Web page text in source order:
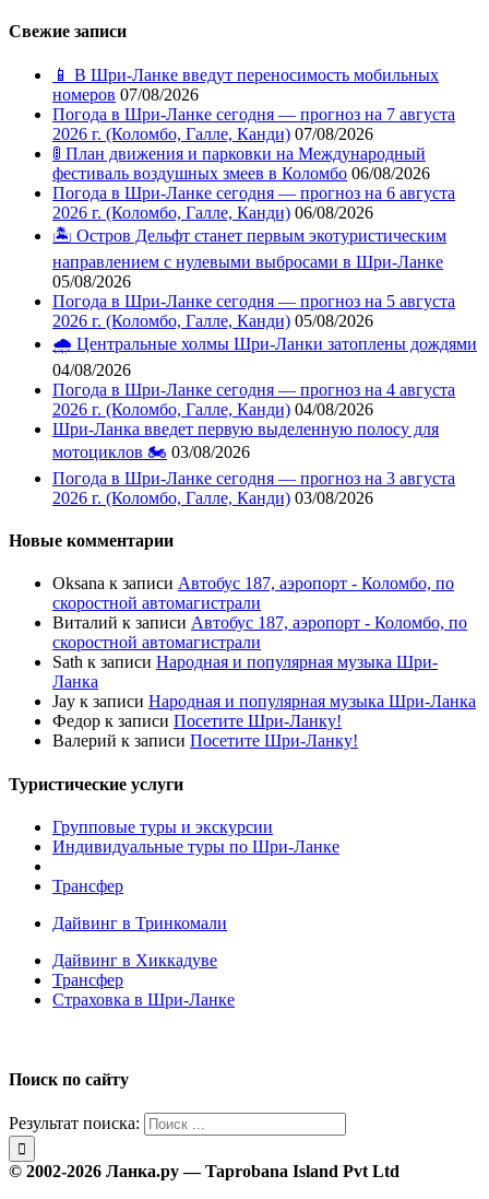
Свежие записи
📱 В Шри-Ланке введут переносимость мобильных
номеров 07/08/2026
Погода в Шри-Ланке сегодня — прогноз на 7 августа
2026 г. (Коломбо, Галле, Канди) 07/08/2026
🚦 План движения и парковки на Международный
фестиваль воздушных змеев в Коломбо 06/08/2026
Погода в Шри-Ланке сегодня — прогноз на 6 августа
2026 г. (Коломбо, Галле, Канди) 06/08/2026
🏝️ Остров Дельфт станет первым экотуристическим
направлением с нулевыми выбросами в Шри-Ланке
05/08/2026
Погода в Шри-Ланке сегодня — прогноз на 5 августа
2026 г. (Коломбо, Галле, Канди) 05/08/2026
🌧️ Центральные холмы Шри-Ланки затоплены дождями
04/08/2026
Погода в Шри-Ланке сегодня — прогноз на 4 августа
2026 г. (Коломбо, Галле, Канди) 04/08/2026
Шри-Ланка введет первую выделенную полосу для
мотоциклов 🏍️ 03/08/2026
Погода в Шри-Ланке сегодня — прогноз на 3 августа
2026 г. (Коломбо, Галле, Канди) 03/08/2026
Новые комментарии
Oksana к записи Автобус 187, аэропорт - Коломбо, по
скоростной автомагистрали
Виталий к записи Автобус 187, аэропорт - Коломбо, по
скоростной автомагистрали
Sath к записи Народная и популярная музыка Шри-
Ланка
Jay к записи Народная и популярная музыка Шри-Ланка
Федор к записи Посетите Шри-Ланку!
Валерий к записи Посетите Шри-Ланку!
Туристические услуги
Групповые туры и экскурсии
Индивидуальные туры по Шри-Ланке
Трансфер
Дайвинг в Тринкомали
Дайвинг в Хиккадуве
Трансфер
Страховка в Шри-Ланке
Поиск по сайту
Результат поиска:
© 2002-2026 Ланка.ру — Taprobana Island Pvt Ltd